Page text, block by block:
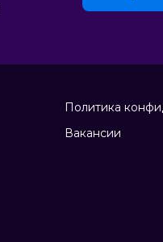
Политика
Вакансии